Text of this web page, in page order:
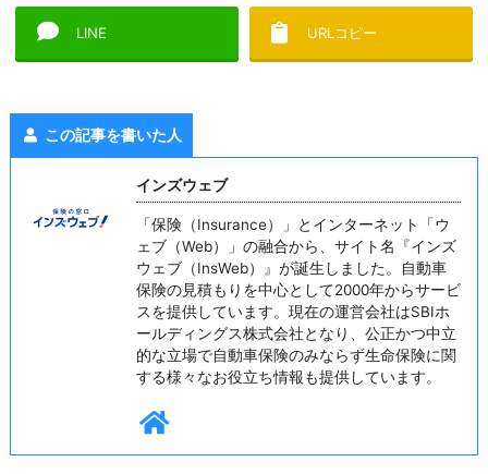
LINE URLコピー
この記事を書いた人
インズウェブ
「保険（Insurance）」とインターネット「ウ
ェブ（Web）」の融合から、サイト名『インズ
ウェブ（InsWeb）』が誕生しました。自動車
保険の見積もりを中心として2000年からサービ
スを提供しています。現在の運営会社はSBIホ
ールディングス株式会社となり、公正かつ中立
的な立場で自動車保険のみならず生命保険に関
する様々なお役立ち情報も提供しています。